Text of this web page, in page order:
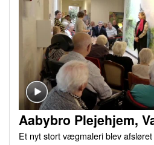
Aabybro Plejehjem,
Et nyt stort vægmaleri blev